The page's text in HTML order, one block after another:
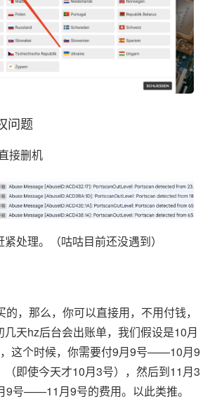
问题
接删机
处理。（咕咕目前还没遇到）
，那么，你可以直接用，不用付钱，
天hz后台会出账单，我们假设是10月
这个时候，你需要付9月9号——10月9
（即使今天才10月3号），然后到11月3
9号——11月9号的费用。以此类推。